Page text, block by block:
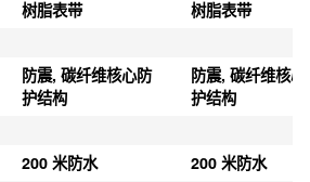
树脂表带
树脂表带
防震, 碳纤维核心防
护结构
防震, 碳纤维核心
护结构
200 米防水
200 米防水